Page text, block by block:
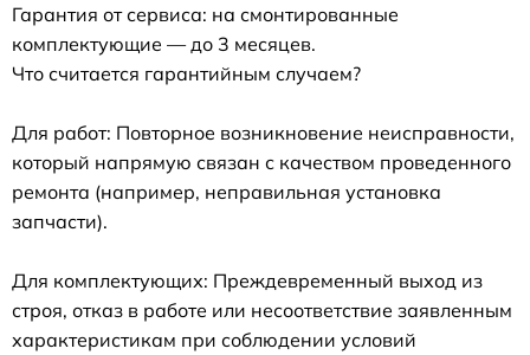
Гарантия от сервиса: на смонтированные
комплектующие — до 3 месяцев.
Что считается гарантийным случаем?
Для работ: Повторное возникновение неисправности,
который напрямую связан с качеством проведенного
ремонта (например, неправильная установка
запчасти).
Для комплектующих: Преждевременный выход из
строя, отказ в работе или несоответствие заявленным
характеристикам при соблюдении условий